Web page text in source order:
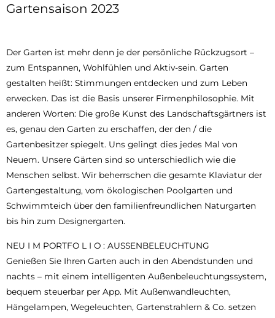
Gartensaison 2023
Der Garten ist mehr denn je der persönliche Rückzugsort –
zum Entspannen, Wohlfühlen und Aktiv-sein. Garten
gestalten heißt: Stimmungen entdecken und zum Leben
erwecken. Das ist die Basis unserer Firmenphilosophie. Mit
anderen Worten: Die große Kunst des Landschaftsgärtners ist
es, genau den Garten zu erschaffen, der den / die
Gartenbesitzer spiegelt. Uns gelingt dies jedes Mal von
Neuem. Unsere Gärten sind so unterschiedlich wie die
Menschen selbst. Wir beherrschen die gesamte Klaviatur der
Gartengestaltung, vom ökologischen Poolgarten und
Schwimmteich über den familienfreundlichen Naturgarten
bis hin zum Designergarten.
NEU I M PORTFO L I O : AUSSENBELEUCHTUNG
Genießen Sie Ihren Garten auch in den Abendstunden und
nachts – mit einem intelligenten Außenbeleuchtungssystem,
bequem steuerbar per App. Mit Außenwandleuchten,
Hängelampen, Wegeleuchten, Gartenstrahlern & Co. setzen